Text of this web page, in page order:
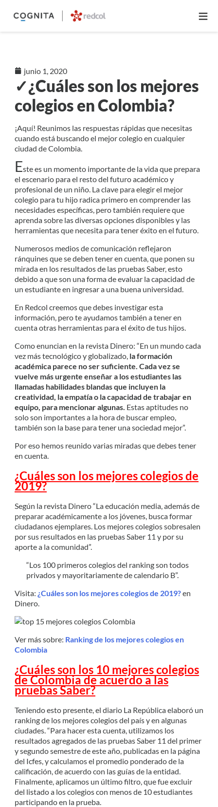
≡
junio 1, 2020
✓¿Cuáles son los mejores
colegios en Colombia?
¡Aquí! Reunimos las respuestas rápidas que necesitas
cuando está buscando el mejor colegio en cualquier
ciudad de Colombia.
Este es un momento importante de la vida que prepara
el escenario para el resto del futuro académico y
profesional de un niño. La clave para elegir el mejor
colegio para tu hijo radica primero en comprender las
necesidades específicas, pero también requiere que
aprenda sobre las diversas opciones disponibles y las
herramientas que necesita para tener éxito en el futuro.
Numerosos medios de comunicación reflejaron
ránquines que se deben tener en cuenta, que ponen su
mirada en los resultados de las pruebas Saber, esto
debido a que son una forma de evaluar la capacidad de
un estudiante en ingresar a una buena universidad.
En Redcol creemos que debes investigar esta
información, pero te ayudamos también a tener en
cuenta otras herramientas para el éxito de tus hijos.
Como enuncian en la revista Dinero: “En un mundo cada
vez más tecnológico y globalizado, la formación
académica parece no ser suficiente. Cada vez se
vuelve más urgente enseñar a los estudiantes las
llamadas habilidades blandas que incluyen la
creatividad, la empatía o la capacidad de trabajar en
equipo, para mencionar algunas. Estas aptitudes no
solo son importantes a la hora de buscar empleo,
también son la base para tener una sociedad mejor”.
Por eso hemos reunido varias miradas que debes tener
en cuenta.
¿Cuáles son los mejores colegios de
2019?
Según la revista Dinero “La educación media, además de
preparar académicamente a los jóvenes, busca formar
ciudadanos ejemplares. Los mejores colegios sobresalen
por sus resultados en las pruebas Saber 11 y por su
aporte a la comunidad”.
“Los 100 primeros colegios del ranking son todos
privados y mayoritariamente de calendario B”.
Visita: ¿Cuáles son los mejores colegios de 2019?en
Dinero.
Ver más sobre: Ranking de los mejores colegios en
Colombia
¿Cuáles son los 10 mejores colegios
de Colombia de acuerdo a las
pruebas Saber?
Teniendo esto presente, el diario La República elaboró un
ranking de los mejores colegios del país y en algunas
ciudades. “Para hacer esta cuenta, utilizamos los
resultados agregados de las pruebas Saber 11 del primer
y segundo semestre de este año, publicadas en la página
del Icfes, y calculamos el promedio ponderado de la
calificación, de acuerdo con las guías de la entidad.
Finalmente, aplicamos un último filtro, que fue excluir
del listado a los colegios con menos de 10 estudiantes
participando en la prueba.